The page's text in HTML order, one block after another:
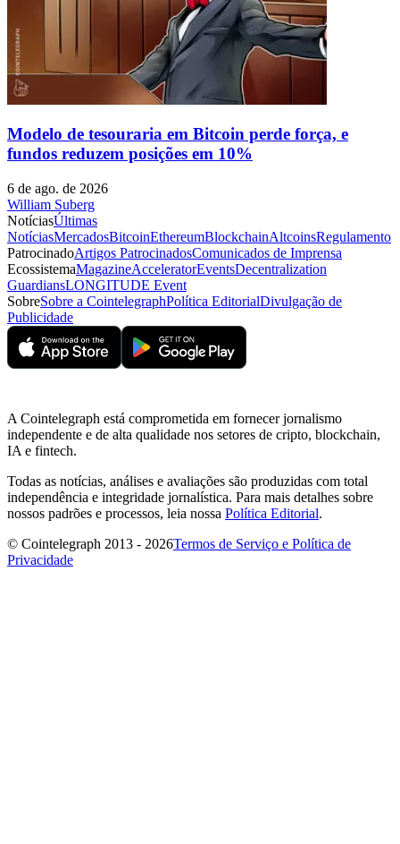
Modelo de tesouraria em Bitcoin perde força, e
fundos reduzem posições em 10%
6 de ago. de 2026
William Suberg
NotíciasÚltimas
NotíciasMercadosBitcoinEthereumBlockchainAltcoinsRegulamento
PatrocinadoArtigos PatrocinadosComunicados de Imprensa
EcossistemaMagazineAcceleratorEventsDecentralization
GuardiansLONGITUDE Event
SobreSobre a CointelegraphPolítica EditorialDivulgação de
Publicidade
A Cointelegraph está comprometida em fornecer jornalismo
independente e de alta qualidade nos setores de cripto, blockchain,
IA e fintech.
Todas as notícias, análises e avaliações são produzidas com total
independência e integridade jornalística. Para mais detalhes sobre
nossos padrões e processos, leia nossa Política Editorial.
© Cointelegraph 2013 - 2026Termos de Serviço e Política de
Privacidade